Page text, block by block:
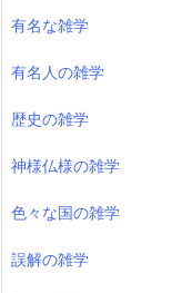
有名な雑学
有名人の雑学
歴史の雑学
神様仏様の雑学
色々な国の雑学
誤解の雑学